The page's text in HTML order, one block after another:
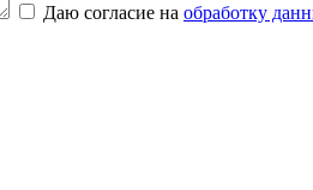
Даю согласие на обработку